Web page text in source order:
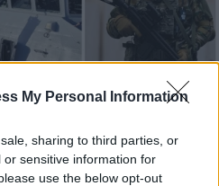
My Personal Information
sharing to third parties, or
sensitive information for
use the below opt-out
με «άρωμα» Belharra και
θα δούμε πρώτη φορά